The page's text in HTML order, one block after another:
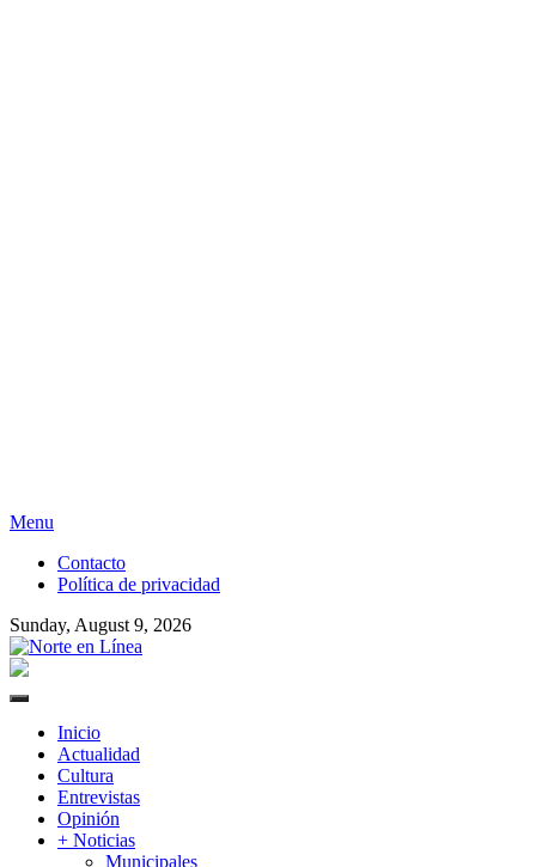
Skip
content
Menu
Contacto
Política de privacidad
Sunday, August 9, 2026
Primary
Inicio
Actualidad
Cultura
Entrevistas
Opinión
+ Noticias
Municipales